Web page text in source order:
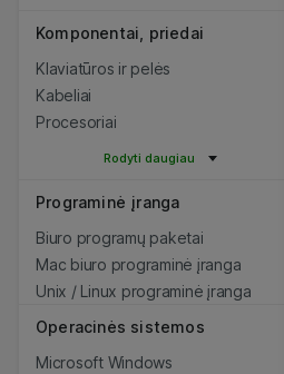
Komponentai, priedai
Klaviatūros ir pelės
Kabeliai
Procesoriai
Rodyti daugiau
Programinė įranga
Biuro programų paketai
Mac biuro programinė įranga
Unix / Linux programinė įranga
Operacinės sistemos
Microsoft Windows